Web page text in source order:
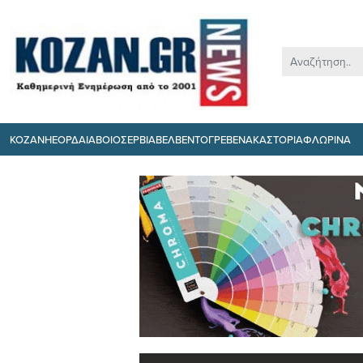
ΚΟΖΑΝΗΕΟΡΔΑΙΑΒΟΙΟΣΕΡΒΙΑΒΕΛΒΕΝΤΟΓΡΕΒΕΝΑΚΑΣΤΟΡΙΑΦΛΩΡΙΝΑ